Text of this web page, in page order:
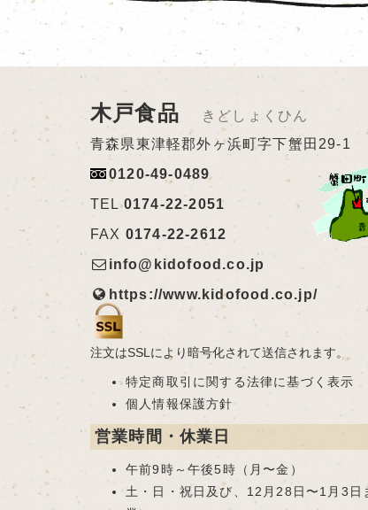
木戸食品
きどしょくひん
青森県東津軽郡外ヶ浜町字下蟹田29-1
0120-49-0489
TEL0174-22-2051
FAX 0174-22-2612
info@kidofood.co.jp
https://www.kidofood.co.jp/
注文はSSLにより暗号化されて送信されます。
特定商取引に関する法律に基づく表示
個人情報保護方針
営業時間・休業日
午前9時～午後5時（月〜金）
土・日・祝日及び、12月28日〜1月3日